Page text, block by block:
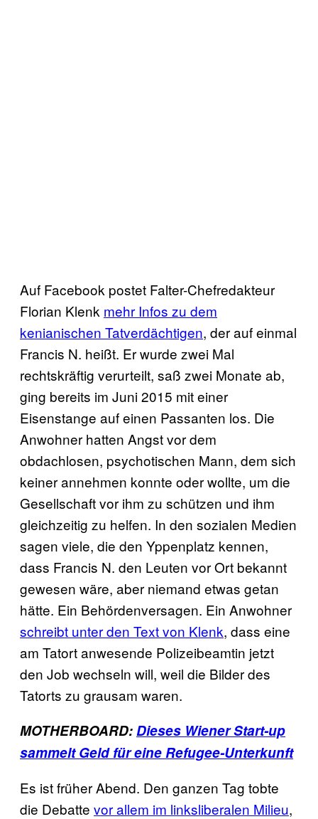
Auf Facebook postet Falter-Chefredakteur
Florian Klenk mehr Infos zu dem
kenianischen Tatverdächtigen, der auf einmal
Francis N. heißt. Er wurde zwei Mal
rechtskräftig verurteilt, saß zwei Monate ab,
ging bereits im Juni 2015 mit einer
Eisenstange auf einen Passanten los. Die
Anwohner hatten Angst vor dem
obdachlosen, psychotischen Mann, dem sich
keiner annehmen konnte oder wollte, um die
Gesellschaft vor ihm zu schützen und ihm
gleichzeitig zu helfen. In den sozialen Medien
sagen viele, die den Yppenplatz kennen,
dass Francis N. den Leuten vor Ort bekannt
gewesen wäre, aber niemand etwas getan
hätte. Ein Behördenversagen. Ein Anwohner
schreibt unter den Text von Klenk, dass eine
am Tatort anwesende Polizeibeamtin jetzt
den Job wechseln will, weil die Bilder des
Tatorts zu grausam waren.
MOTHERBOARD:Dieses Wiener Start-up
sammelt Geld für eine Refugee-Unterkunft
Es ist früher Abend. Den ganzen Tag tobte
die Debatte vor allem im linksliberalen Milieu,